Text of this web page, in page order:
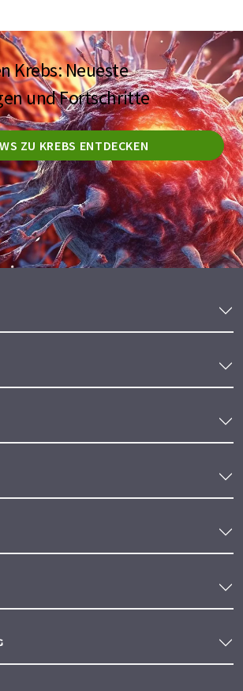
Krebs: Neueste
und Fortschritte
ZU KREBS ENTDECKEN